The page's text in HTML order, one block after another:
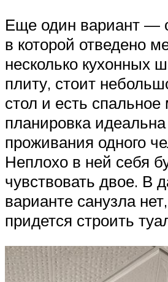
Еще один вариант —
в которой отведено
несколько кухонных
плиту, стоит
стол и есть спальное
планировка
проживания одного
Неплохо в ней себя
чувствовать двое. В
варианте санузла
придется строить